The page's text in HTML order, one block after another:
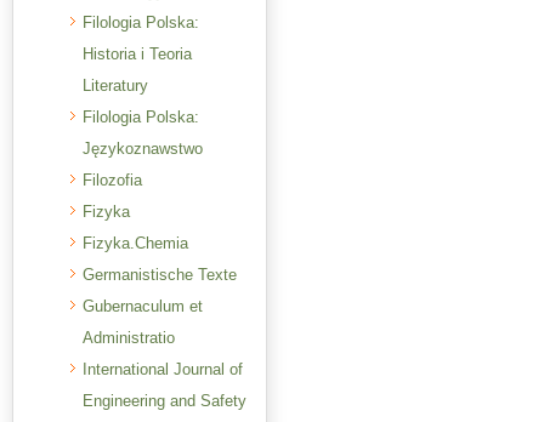
Filologia Polska:
Historia i Teoria
Literatury
Filologia Polska:
Językoznawstwo
Filozofia
Fizyka
Fizyka.Chemia
Germanistische Texte
Gubernaculum et
Administratio
International Journal of
Engineering and Safety